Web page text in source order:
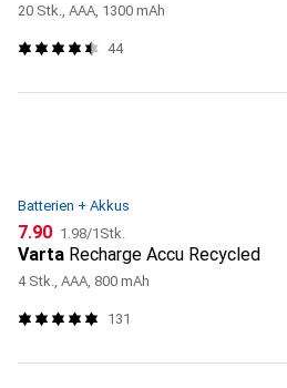
20 Stk., AAA, 1300 mAh
44
Batterien + Akkus
CHF
7.90 CHF
1.98/1Stk.
Varta Recharge Accu Recycled
4 Stk., AAA, 800 mAh
131